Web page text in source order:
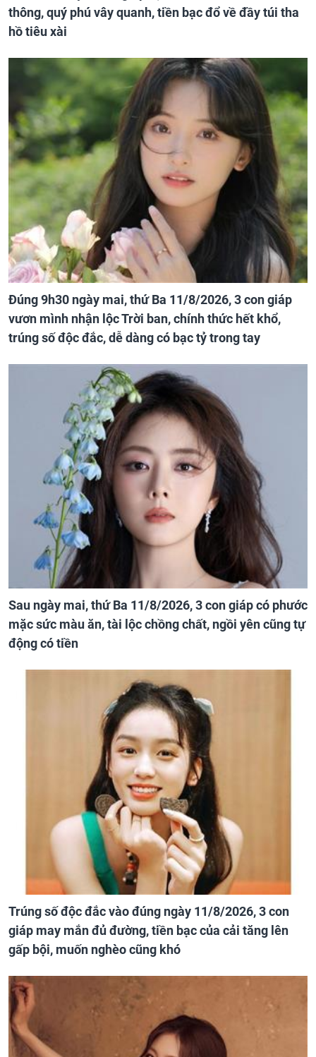
thông, quý phú vây quanh, tiền bạc đổ về đầy túi tha
hồ tiêu xài
Đúng 9h30 ngày mai, thứ Ba 11/8/2026, 3 con giáp
vươn mình nhận lộc Trời ban, chính thức hết khổ,
trúng số độc đắc, dễ dàng có bạc tỷ trong tay
Sau ngày mai, thứ Ba 11/8/2026, 3 con giáp có phước
mặc sức màu ăn, tài lộc chồng chất, ngồi yên cũng tự
động có tiền
Trúng số độc đắc vào đúng ngày 11/8/2026, 3 con
giáp may mắn đủ đường, tiền bạc của cải tăng lên
gấp bội, muốn nghèo cũng khó